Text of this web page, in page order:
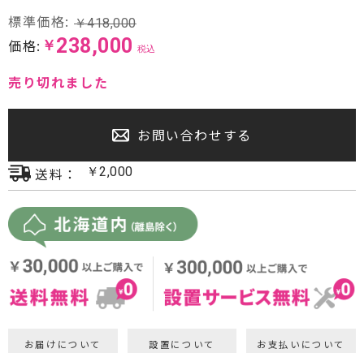
サウンドバー・アンプ内蔵型スピーカー
標準価格: ￥418,000
価格: ￥ 238,000 税込
売り切れました
お問い合わせする
送料：
￥2,000
お届けについて 設置について お支払いについて